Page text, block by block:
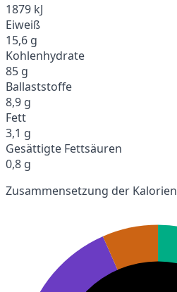
1879 kJ
Eiweiß
15,6 g
Kohlenhydrate
85 g
Ballaststoffe
8,9 g
Fett
3,1 g
Gesättigte Fettsäuren
0,8 g
Zusammensetzung der Kalorien